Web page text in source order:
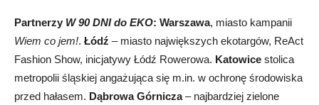
Partnerzy W 90 DNI do EKO: Warszawa, miasto kampanii
Wiem co jem!. Łódź – miasto największych ekotargów, ReAct
Fashion Show, inicjatywy Łódź Rowerowa. Katowice stolica
metropolii śląskiej angażująca się m.in. w ochronę środowiska
przed hałasem. Dąbrowa Górnicza– najbardziej zielone